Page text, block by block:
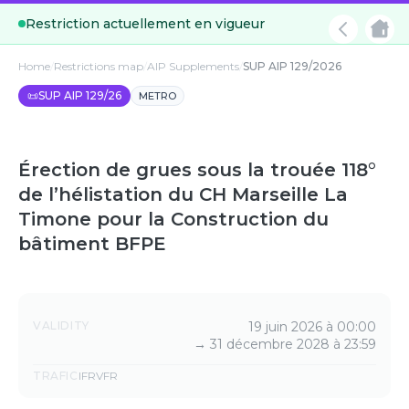
Restriction actuellement en vigueur
Home Restrictions map AIP Supplements SUP AIP 129/2026
📜SUP AIP 129/26 METRO
Érection de grues sous la trouée 118°
de l’hélistation du CH Marseille La
Timone pour la Construction du
bâtiment BFPE
Details
VALIDITY
19 juin 2026 à 00:00
→ 31 décembre 2028 à 23:59
TRAFIC IFRVFR